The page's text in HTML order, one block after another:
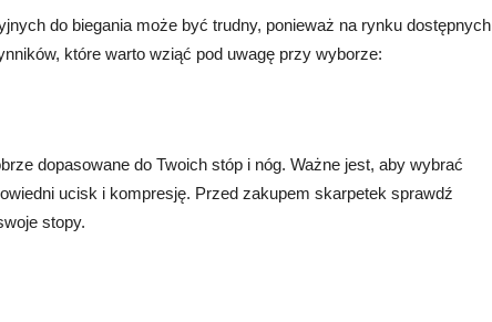
do biegania może być trudny, ponieważ na rynku dostępnych
które warto wziąć pod uwagę przy wyborze:
dopasowane do Twoich stóp i nóg. Ważne jest, aby wybrać
ucisk i kompresję. Przed zakupem skarpetek sprawdź
stopy.